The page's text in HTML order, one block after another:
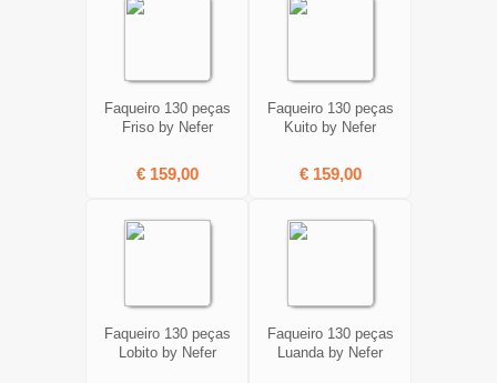
Faqueiro 130 peças
Friso by Nefer
€ 159,00
Faqueiro 130 peças
Kuito by Nefer
€ 159,00
Faqueiro 130 peças
Lobito by Nefer
Faqueiro 130 peças
Luanda by Nefer